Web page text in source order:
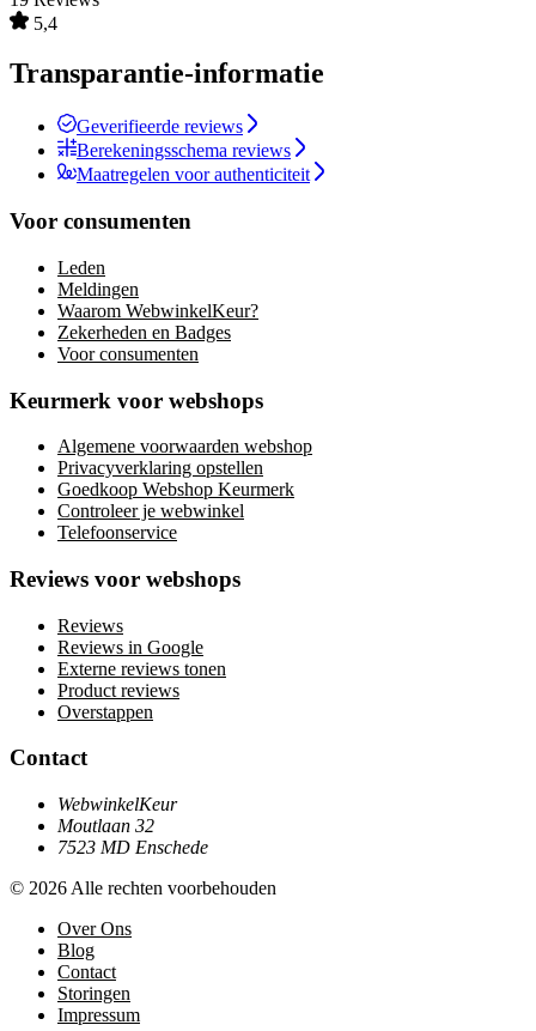
5,4
Transparantie-informatie
Geverifieerde reviews
Berekeningsschema reviews
Maatregelen voor authenticiteit
Voor consumenten
Leden
Meldingen
Waarom WebwinkelKeur?
Zekerheden en Badges
Voor consumenten
Keurmerk voor webshops
Algemene voorwaarden webshop
Privacyverklaring opstellen
Goedkoop Webshop Keurmerk
Controleer je webwinkel
Telefoonservice
Reviews voor webshops
Reviews
Reviews in Google
Externe reviews tonen
Product reviews
Overstappen
Contact
WebwinkelKeur
Moutlaan 32
7523 MD Enschede
© 2026 Alle rechten voorbehouden
Over Ons
Blog
Contact
Storingen
Impressum